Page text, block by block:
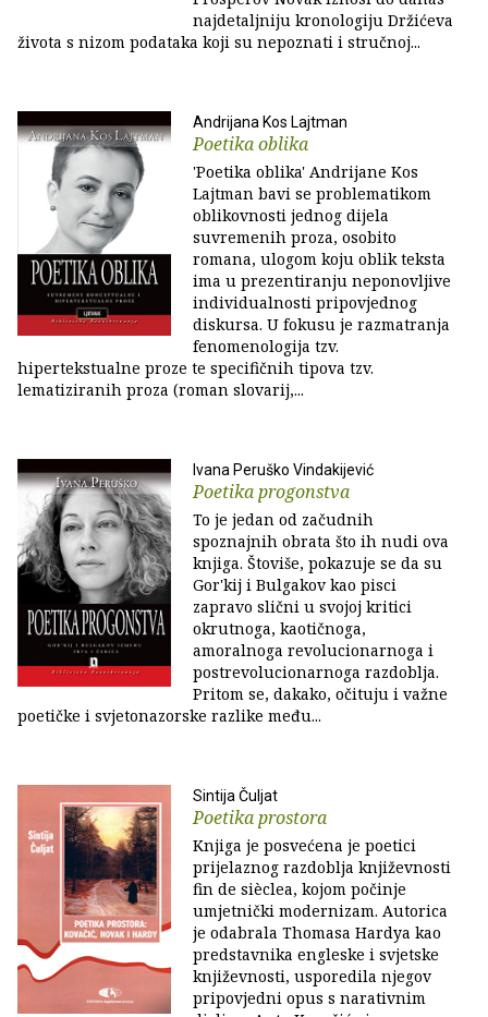
najdetaljniju kronologiju Držićeva
života s nizom podataka koji su nepoznati i stručnoj...
Andrijana Kos Lajtman
Poetika oblika
'Poetika oblika' Andrijane Kos
Lajtman bavi se problematikom
oblikovnosti jednog dijela
suvremenih proza, osobito
romana, ulogom koju oblik teksta
ima u prezentiranju neponovljive
individualnosti pripovjednog
diskursa. U fokusu je razmatranja
fenomenologija tzv.
hipertekstualne proze te specifičnih tipova tzv.
lematiziranih proza (roman slovarij,...
Ivana Peruško Vindakijević
Poetika progonstva
To je jedan od začudnih
spoznajnih obrata što ih nudi ova
knjiga. Štoviše, pokazuje se da su
Gor'kij i Bulgakov kao pisci
zapravo slični u svojoj kritici
okrutnoga, kaotičnoga,
amoralnoga revolucionarnoga i
postrevolucionarnoga razdoblja.
Pritom se, dakako, očituju i važne
poetičke i svjetonazorske razlike među...
Sintija Čuljat
Poetika prostora
Knjiga je posvećena je poetici
prijelaznog razdoblja književnosti
fin de sièclea, kojom počinje
umjetnički modernizam. Autorica
je odabrala Thomasa Hardya kao
predstavnika engleske i svjetske
književnosti, usporedila njegov
pripovjedni opus s narativnim